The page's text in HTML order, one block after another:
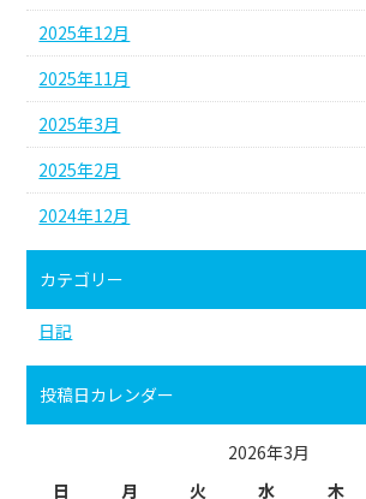
2025年12月
2025年11月
2025年3月
2025年2月
2024年12月
カテゴリー
日記
投稿日カレンダー
2026年3月
日
月 火 水 木